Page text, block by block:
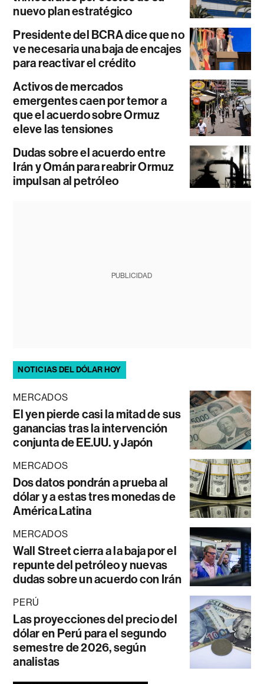
nuevo plan estratégico
Presidente del BCRA dice que no
ve necesaria una baja de encajes
para reactivar el crédito
Activos de mercados
emergentes caen por temor a
que el acuerdo sobre Ormuz
eleve las tensiones
Dudas sobre el acuerdo entre
Irán y Omán para reabrir Ormuz
impulsan al petróleo
PUBLICIDAD
NOTICIAS DEL DÓLAR HOY
MERCADOS
El yen pierde casi la mitad de sus
ganancias tras la intervención
conjunta de EE.UU. y Japón
MERCADOS
Dos datos pondrán a prueba al
dólar y a estas tres monedas de
América Latina
MERCADOS
Wall Street cierra a la baja por el
repunte del petróleo y nuevas
dudas sobre un acuerdo con Irán
PERÚ
Las proyecciones del precio del
dólar en Perú para el segundo
semestre de 2026, según
analistas